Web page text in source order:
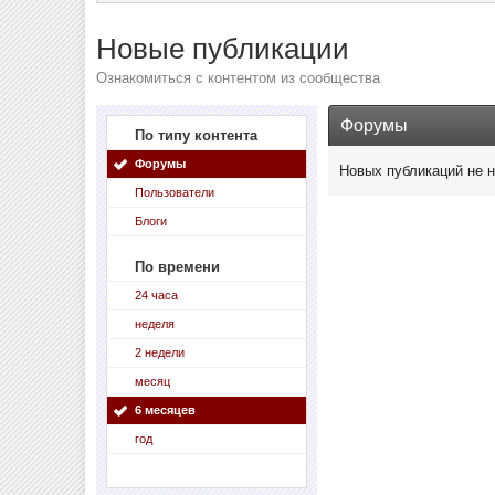
Новые публикации
Ознакомиться с контентом из сообщества
По типу контента
Форумы
Пользователи
Блоги
По времени
24 часа
неделя
2 недели
месяц
6 месяцев
год
Форумы
Новых публикаций не